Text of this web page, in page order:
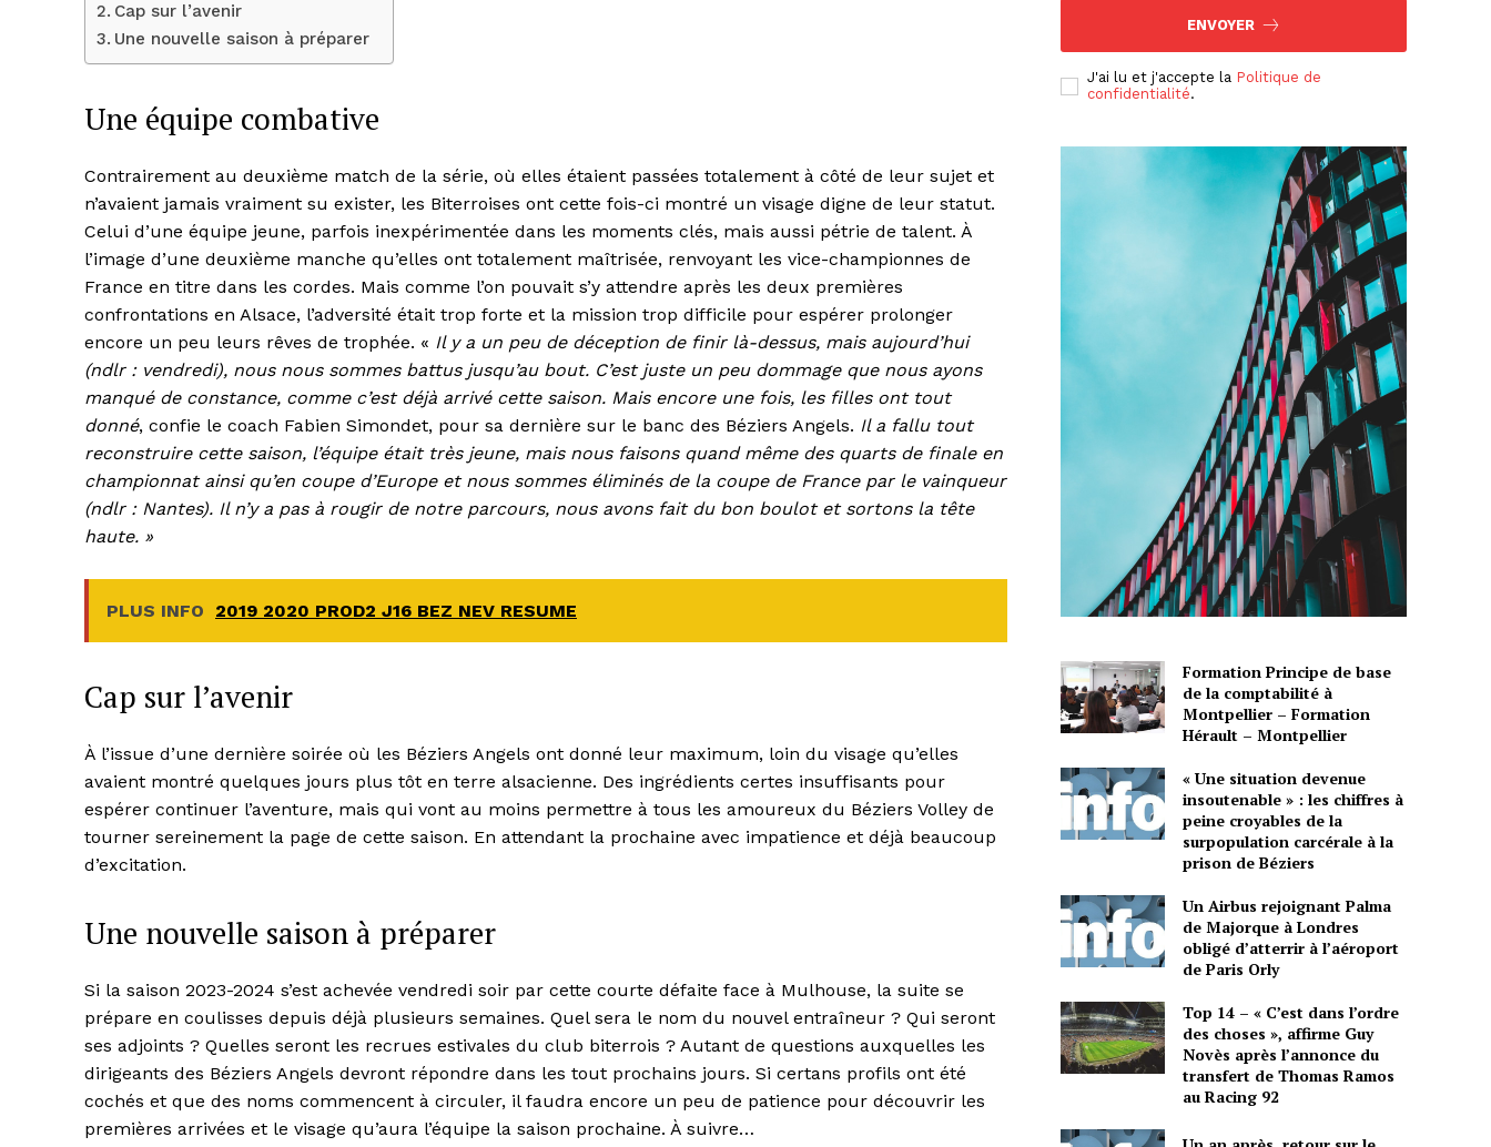
Cap sur l’avenir
Une nouvelle saison à préparer
Une équipe combative
Contrairement au deuxième match de la série, où elles étaient passées totalement à côté de leur sujet et
n’avaient jamais vraiment su exister, les Biterroises ont cette fois-ci montré un visage digne de leur statut.
Celui d’une équipe jeune, parfois inexpérimentée dans les moments clés, mais aussi pétrie de talent. À
l’image d’une deuxième manche qu’elles ont totalement maîtrisée, renvoyant les vice-championnes de
France en titre dans les cordes. Mais comme l’on pouvait s’y attendre après les deux premières
confrontations en Alsace, l’adversité était trop forte et la mission trop difficile pour espérer prolonger
encore un peu leurs rêves de trophée. « Il y a un peu de déception de finir là-dessus, mais aujourd’hui
(ndlr : vendredi), nous nous sommes battus jusqu’au bout. C’est juste un peu dommage que nous ayons
manqué de constance, comme c’est déjà arrivé cette saison. Mais encore une fois, les filles ont tout
donné, confie le coach Fabien Simondet, pour sa dernière sur le banc des Béziers Angels. Il a fallu tout
reconstruire cette saison, l’équipe était très jeune, mais nous faisons quand même des quarts de finale en
championnat ainsi qu’en coupe d’Europe et nous sommes éliminés de la coupe de France par le vainqueur
(ndlr : Nantes). Il n’y a pas à rougir de notre parcours, nous avons fait du bon boulot et sortons la tête
haute. »
PLUS INFO 2019 2020 PROD2 J16 BEZ NEV RESUME
Cap sur l’avenir
À l’issue d’une dernière soirée où les Béziers Angels ont donné leur maximum, loin du visage qu’elles
avaient montré quelques jours plus tôt en terre alsacienne. Des ingrédients certes insuffisants pour
espérer continuer l’aventure, mais qui vont au moins permettre à tous les amoureux du Béziers Volley de
tourner sereinement la page de cette saison. En attendant la prochaine avec impatience et déjà beaucoup
d’excitation.
Une nouvelle saison à préparer
Si la saison 2023-2024 s’est achevée vendredi soir par cette courte défaite face à Mulhouse, la suite se
prépare en coulisses depuis déjà plusieurs semaines. Quel sera le nom du nouvel entraîneur ? Qui seront
ses adjoints ? Quelles seront les recrues estivales du club biterrois ? Autant de questions auxquelles les
dirigeants des Béziers Angels devront répondre dans les tout prochains jours. Si certans profils ont été
cochés et que des noms commencent à circuler, il faudra encore un peu de patience pour découvrir les
premières arrivées et le visage qu’aura l’équipe la saison prochaine. À suivre…
ENVOYER
J'ai lu et j'accepte la Politique de
confidentialité.
Formation Principe de base
de la comptabilité à
Montpellier – Formation
Hérault – Montpellier
« Une situation devenue
insoutenable » : les chiffres à
peine croyables de la
surpopulation carcérale à la
prison de Béziers
Un Airbus rejoignant Palma
de Majorque à Londres
obligé d’atterrir à l’aéroport
de Paris Orly
Top 14 – « C’est dans l’ordre
des choses », affirme Guy
Novès après l’annonce du
transfert de Thomas Ramos
au Racing 92